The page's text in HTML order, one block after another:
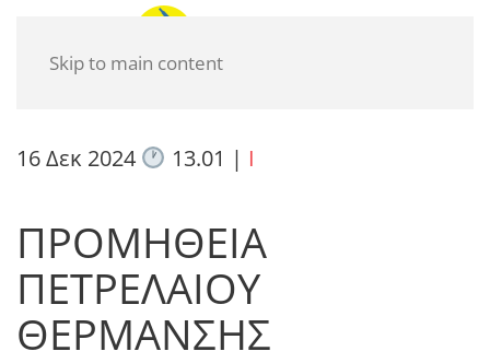
Skip to main content
16 Δεκ 2024 13.01 | I
ΠΡΟΜΗΘΕΙΑ
ΠΕΤΡΕΛΑΙΟΥ
ΘΕΡΜΑΝΣΗΣ